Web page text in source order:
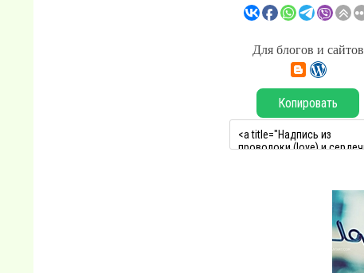
Для блогов и сайтов
Копировать